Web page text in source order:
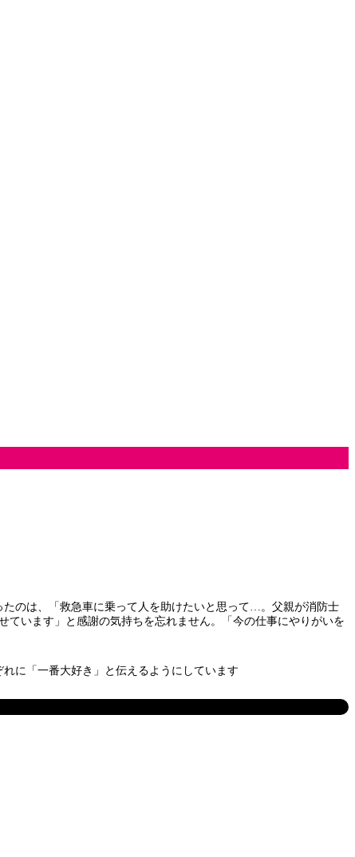
のは、「救急車に乗って人を助けたいと思って…。父親が消防士
います」と感謝の気持ちを忘れません。「今の仕事にやりがいを
に「一番大好き」と伝えるようにしています